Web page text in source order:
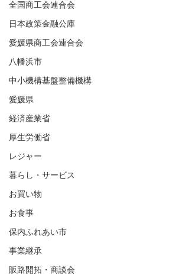
全国商工会連合会
日本政策金融公庫
愛媛県商工会連合会
八幡浜市
中小機構基盤整備機構
愛媛県
経済産業省
厚生労働省
レジャー
暮らし・サービス
お買い物
お食事
保内ふれあい市
事業継承
販路開拓・商談会